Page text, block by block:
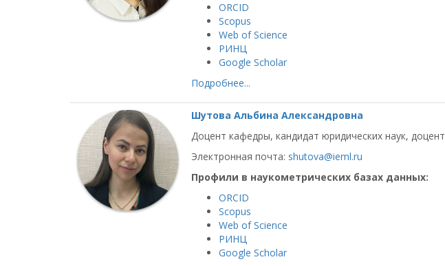
ORCID
Scopus
Web of Science
РИНЦ
Google Scholar
Подробнее...
Шутова Альбина Александровна
Доцент кафедры, кандидат юридических наук, доцент
Электронная почта: shutova@ieml.ru
Профили в наукометрических базах данных:
ORCID
Scopus
Web of Science
РИНЦ
Google Scholar